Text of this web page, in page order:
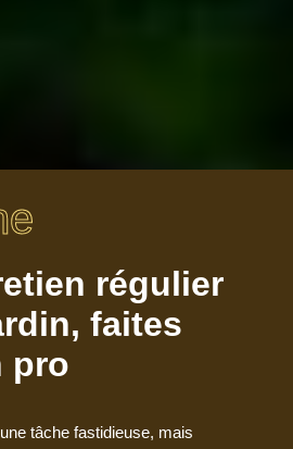
régulier
faites
pro
tâche fastidieuse, mais